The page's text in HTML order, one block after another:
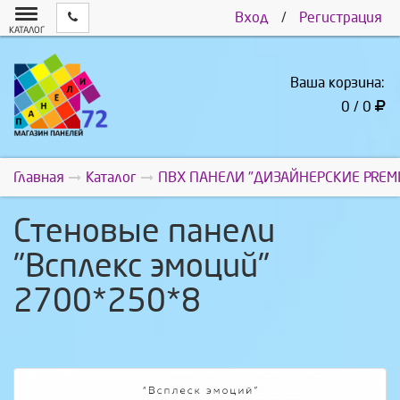
Вход / Регистрация
КАТАЛОГ
Ваша корзина:
0 / 0
Главная Каталог ПВХ ПАНЕЛИ "ДИЗАЙНЕРСКИЕ
Стеновые панели
"Всплекс эмоций"
2700*250*8